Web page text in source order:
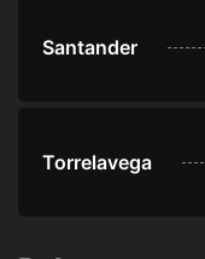
Santander
Torrelavega